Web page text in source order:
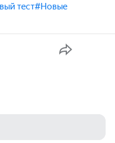
тест#Новые